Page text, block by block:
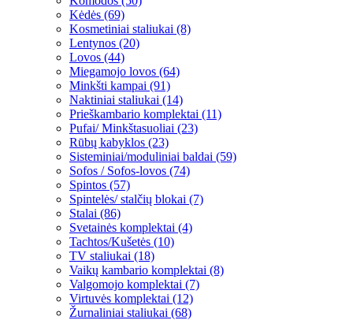
Kėdės (69)
Kosmetiniai staliukai (8)
Lentynos (20)
Lovos (44)
Miegamojo lovos (64)
Minkšti kampai (91)
Naktiniai staliukai (14)
Prieškambario komplektai (11)
Pufai/ Minkštasuoliai (23)
Rūbų kabyklos (23)
Sisteminiai/moduliniai baldai (59)
Sofos / Sofos-lovos (74)
Spintos (57)
Spintelės/ stalčių blokai (7)
Stalai (86)
Svetainės komplektai (4)
Tachtos/Kušetės (10)
TV staliukai (18)
Vaikų kambario komplektai (8)
Valgomojo komplektai (7)
Virtuvės komplektai (12)
Žurnaliniai staliukai (68)